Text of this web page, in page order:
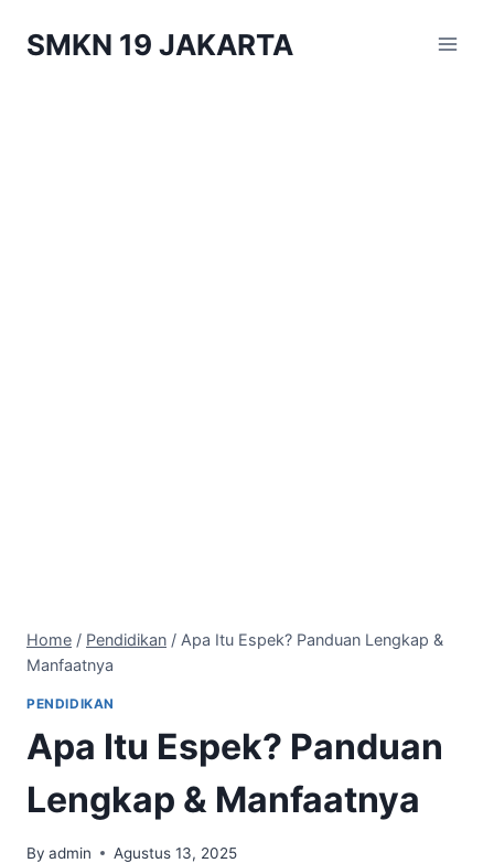
SMKN 19 JAKARTA
Home / Pendidikan / Apa Itu Espek? Panduan Lengkap &
Manfaatnya
PENDIDIKAN
Apa Itu Espek? Panduan
Lengkap & Manfaatnya
By admin Agustus 13, 2025